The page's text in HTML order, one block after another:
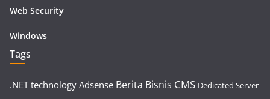
Web Security
Windows
Tags
.NET technology Adsense Berita Bisnis CMS Dedicated Server